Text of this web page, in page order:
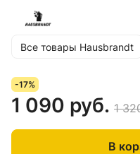
Все товары Hausbrandt
-17%
1 090 руб. 1
В